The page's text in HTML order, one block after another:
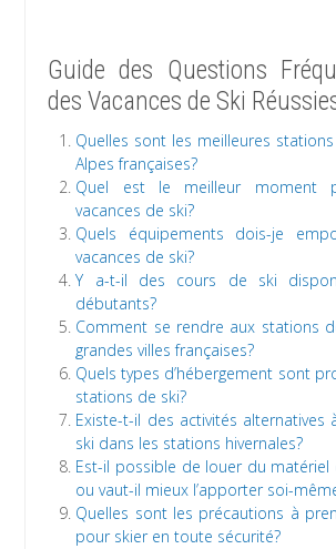
Guide des Questions
des Vacances de Ski
Quelles sont les meilleures
Alpes françaises?
Quel est le meilleur moment
vacances de ski?
Quels équipements dois-je
vacances de ski?
Y a-t-il des cours de ski
débutants?
Comment se rendre aux stations
grandes villes françaises?
Quels types d’hébergement sont
stations de ski?
Existe-t-il des activités alternatives
ski dans les stations hivernales?
Est-il possible de louer du matériel
ou vaut-il mieux l’apporter soi-
Quelles sont les précautions à
pour skier en toute sécurité?